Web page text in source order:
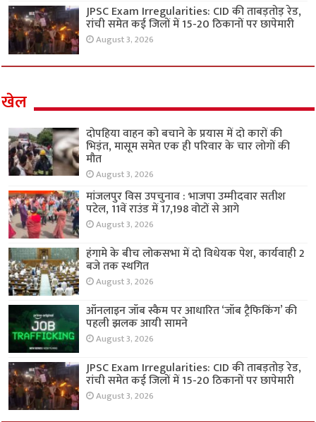
JPSC Exam Irregularities: CID की ताबड़तोड़ रेड,
रांची समेत कई जिलों में 15-20 ठिकानों पर छापेमारी
August 3, 2026
खेल
दोपहिया वाहन को बचाने के प्रयास में दो कारों की
भिड़ंत, मासूम समेत एक ही परिवार के चार लोगों की
मौत
August 3, 2026
मांजलपुर विस उपचुनाव : भाजपा उम्मीदवार सतीश
पटेल, 11वें राउंड में 17,198 वोटों से आगे
August 3, 2026
हंगामे के बीच लोकसभा में दो विधेयक पेश, कार्यवाही 2
बजे तक स्थगित
August 3, 2026
ऑनलाइन जॉब स्कैम पर आधारित ‘जॉब ट्रैफिकिंग’ की
पहली झलक आयी सामने
August 3, 2026
JPSC Exam Irregularities: CID की ताबड़तोड़ रेड,
रांची समेत कई जिलों में 15-20 ठिकानों पर छापेमारी
August 3, 2026